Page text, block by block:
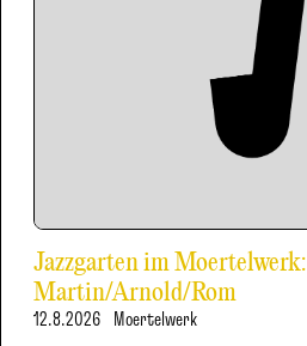
Jazzgarten im Moertelwerk:
Martin/Arnold/Rom
12.8.2026 Moertelwerk